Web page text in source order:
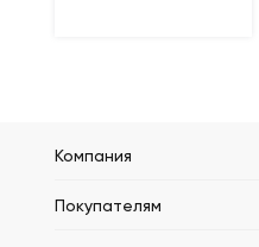
Компания
Покупателям